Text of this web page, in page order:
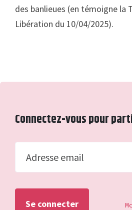
des banlieues (en témoigne la
Libération du 10/04/2025).
Connectez-vous pour
Adresse email